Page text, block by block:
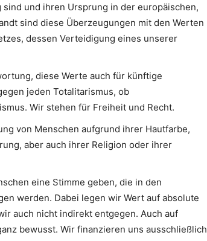
und ihren Ursprung in der europäischen,
sind diese Überzeugungen mit den Werten
dessen Verteidigung eines unserer
diese Werte auch für künftige
jeden Totalitarismus, ob
Wir stehen für Freiheit und Recht.
von Menschen aufgrund ihrer Hautfarbe,
aber auch ihrer Religion oder ihrer
eine Stimme geben, die in den
werden. Dabei legen wir Wert auf absolute
auch nicht indirekt entgegen. Auch auf
bewusst. Wir finanzieren uns ausschließlich